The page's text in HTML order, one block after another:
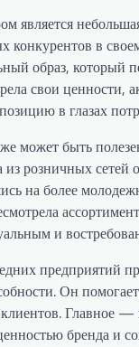
является
конкурентов в
образ, который
свои ценности,
в глазах
может быть
розничных сетей
на более
и
предприятий
Он
Главное —
бренда и